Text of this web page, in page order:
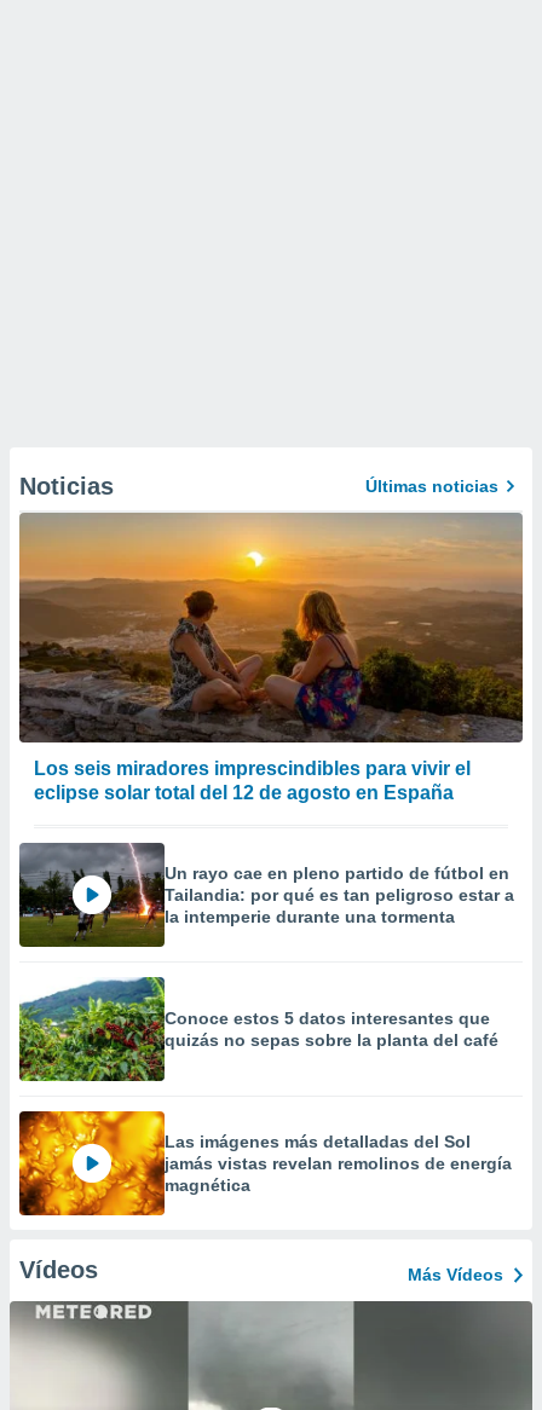
Noticias Últimas noticias
Los seis miradores imprescindibles para vivir el
eclipse solar total del 12 de agosto en España
Un rayo cae en pleno partido de fútbol en
Tailandia: por qué es tan peligroso estar a
la intemperie durante una tormenta
Conoce estos 5 datos interesantes que
quizás no sepas sobre la planta del café
Las imágenes más detalladas del Sol
jamás vistas revelan remolinos de energía
magnética
Vídeos Más Vídeos